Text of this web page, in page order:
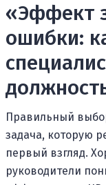
«Эффект
ошибки:
Правильный
задача, которую
первый взгляд.
руководители